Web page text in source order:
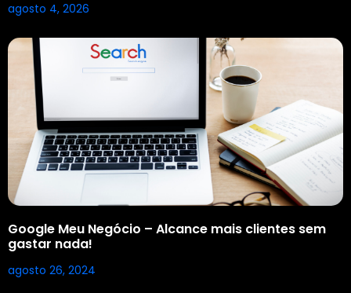
agosto 4, 2026
Google Meu Negócio – Alcance mais clientes sem
gastar nada!
agosto 26, 2024